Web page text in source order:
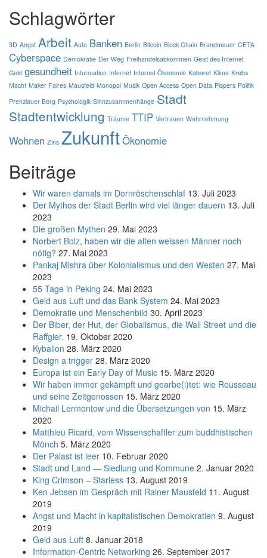
Schlagwörter
3D Angst Arbeit Auto Banken Berlin Bitcoin Block Chain Brandmauer CETA
Cyberspace Demokratie Der Weg Freihandelsabkommen Geist des Internet
Geld gesundheit Information Internet Internet Ökonomie Kabaret Klima Krebs
Macht Maker Faires Mausfeld Monopol Musik Open Access Open Data Pispers Politik
Prenzlauer Berg Psychologik Sinnzusammenhänge Stadt
Stadtentwicklung Träume TTIP Vertrauen Wahrnehmung
Wohnen Zins ZukunftÖkonomie
Beiträge
Wir waren damals im Dornröschenschlaf 13. Juli 2023
Der Mythos der Stadt Berlin wird viel länger dauern 13. Juli
2023
Die großen Mythen 29. Mai 2023
Norbert Bolz, haben wir die alten weissen Männer noch
nötig? 27. Mai 2023
Pankaj Mishra über Kolonialismus und den Westen 27. Mai
2023
55 Tage in Peking 24. Mai 2023
Geld aus Luft und das Bank System 24. Mai 2023
Demokratie und Menschenbild 30. April 2023
Der Biber, der Hut, der Globalismus, die Wall Street und die
Raffgier. 19. Oktober 2020
Kybalion 28. März 2020
Design a trigger 28. März 2020
Europa ist ein Early Day of Music 15. März 2020
Wir haben immer gekämpft und gearbe(i)tet: wie Rousseau
und seine Zeitgenossen 15. März 2020
Michail Lermontow und die Übersetzungen von 15. März
2020
Matthieu Ricard, vom Wissenschaftler zum buddhistischen
Mönch 5. März 2020
Der Palast ist leer 10. Februar 2020
Stadt und Land — Siedlung und Kommune 2. Januar 2020
King Crimson – Starless 13. August 2019
Ken Jebsen im Gespräch mit Rainer Mausfeld 11. August
2019
Angst und Macht in kapitalistischen Demokratien 9. August
2019
Geld aus Luft 8. Januar 2018
Information-Centric Networking 26. September 2017